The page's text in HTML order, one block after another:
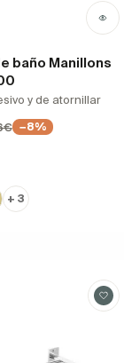
baño Manillons
y de atornillar
−8%
+ 3